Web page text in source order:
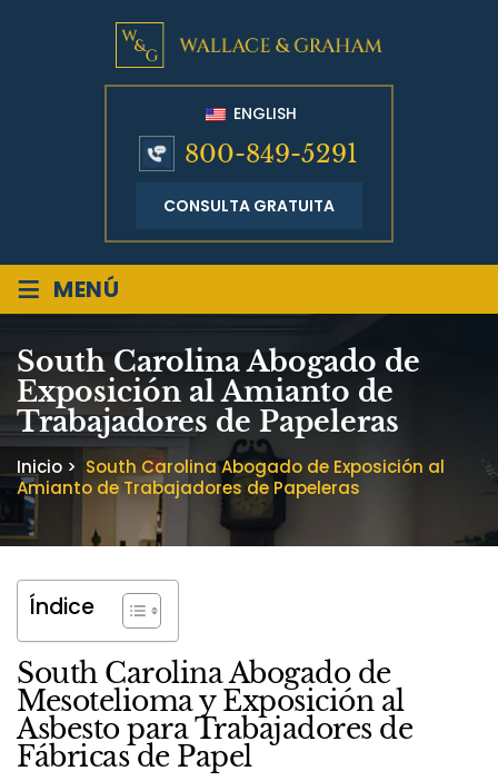
ENGLISH
800-849-5291
CONSULTA GRATUITA
≡ MENÚ
South Carolina Abogado de
Exposición al Amianto de
Trabajadores de Papeleras
Inicio > South Carolina Abogado de Exposición al
Amianto de Trabajadores de Papeleras
Índice
South Carolina Abogado de
Mesotelioma y Exposición al
Asbesto para Trabajadores de
Fábricas de Papel